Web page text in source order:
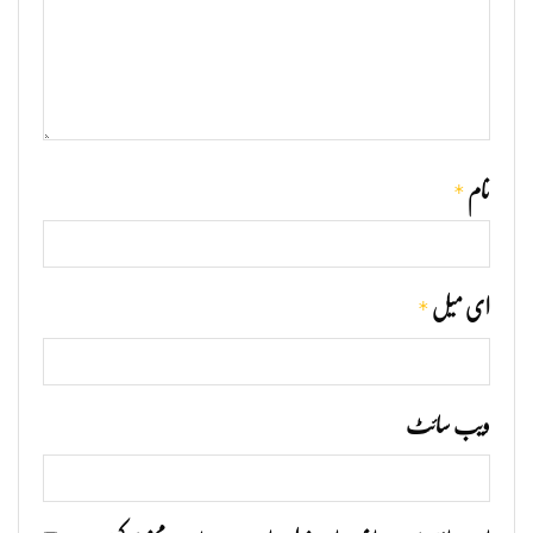
نام *
ای میل *
ویب‌ سائٹ